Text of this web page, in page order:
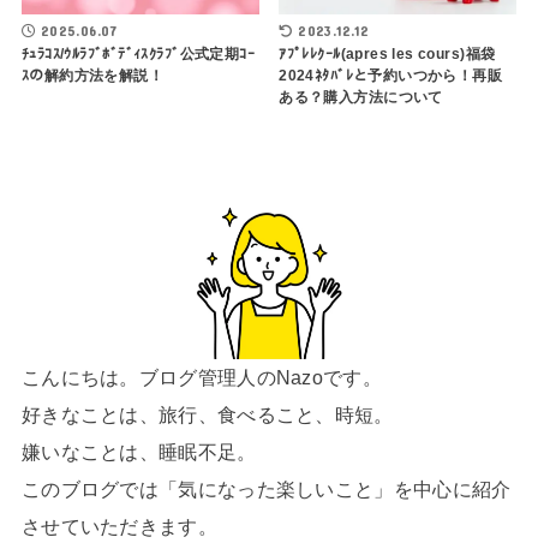
2025.06.07
ﾁｭﾗｺｽ/ｳﾙﾗﾌﾞﾎﾞﾃﾞｨｽｸﾗﾌﾞ公式定期ｺｰ
ｽの解約方法を解説！
2023.12.12
ｱﾌﾟﾚﾚｸｰﾙ(apres les cours)福袋
2024ﾈﾀﾊﾞﾚと予約いつから！再販
ある？購入方法について
こんにちは。ブログ管理人のNazoです。
好きなことは、旅行、食べること、時短。
嫌いなことは、睡眠不足。
このブログでは「気になった楽しいこと」を中心に紹介
させていただきます。